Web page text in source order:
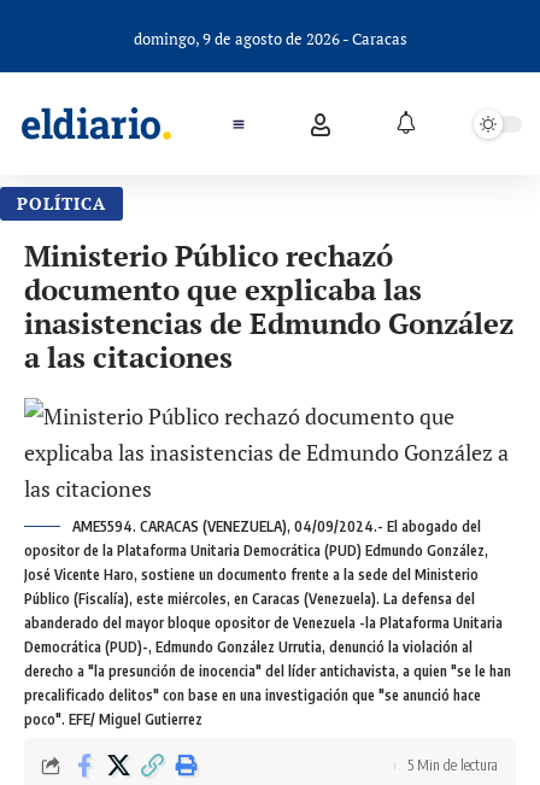
domingo, 9 de agosto de 2026 - Caracas
POLÍTICA
Ministerio Público rechazó
documento que explicaba las
inasistencias de Edmundo González
a las citaciones
AME5594. CARACAS (VENEZUELA), 04/09/2024.- El abogado del
opositor de la Plataforma Unitaria Democrática (PUD) Edmundo González,
José Vicente Haro, sostiene un documento frente a la sede del Ministerio
Público (Fiscalía), este miércoles, en Caracas (Venezuela). La defensa del
abanderado del mayor bloque opositor de Venezuela -la Plataforma Unitaria
Democrática (PUD)-, Edmundo González Urrutia, denunció la violación al
derecho a "la presunción de inocencia" del líder antichavista, a quien "se le han
precalificado delitos" con base en una investigación que "se anunció hace
poco". EFE/ Miguel Gutierrez
5 Min de lectura